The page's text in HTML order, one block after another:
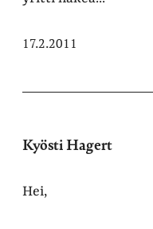
17.2.2011
Kyösti Hagert
Hei,